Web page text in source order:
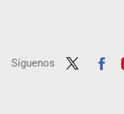
Síguenos